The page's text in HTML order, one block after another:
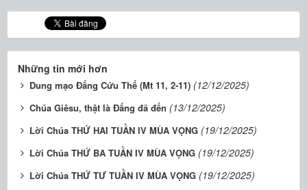
Những tin mới hơn
Dung mạo Đấng Cứu Thế (Mt 11, 2-11) (12/12/2025)
Chúa Giêsu, thật là Đấng đã đến (13/12/2025)
Lời Chúa THỨ HAI TUẦN IV MÙA VỌNG (19/12/2025)
Lời Chúa THỨ BA TUẦN IV MÙA VỌNG (19/12/2025)
Lời Chúa THỨ TƯ TUẦN IV MÙA VỌNG (19/12/2025)